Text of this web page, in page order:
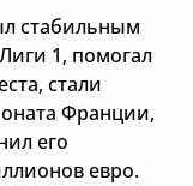
стабильным
1, помогал
стали
Франции,
его
евро.